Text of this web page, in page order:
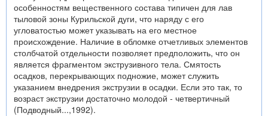
особенностям вещественного состава типичен для лав
тыловой зоны Курильской дуги, что наряду с его
угловатостью может указывать на его местное
происхождение. Наличие в обломке отчетливых элементов
столбчатой отдельности позволяет предположить, что он
является фрагментом экструзивного тела. Смятость
осадков, перекрывающих подножие, может служить
указанием внедрения экструзии в осадки. Если это так, то
возраст экструзии достаточно молодой - четвертичный
(Подводный...,1992).